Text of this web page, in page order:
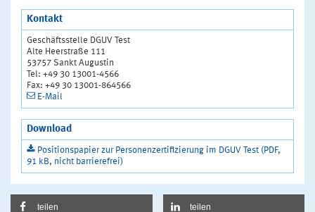
Kontakt
Geschäftsstelle DGUV Test
Alte Heerstraße 111
53757 Sankt Augustin
Tel: +49 30 13001-4566
Fax: +49 30 13001-864566
E-Mail
Download
Positionspapier zur Personenzertifizierung im DGUV Test (PDF,
91 kB, nicht barrierefrei)
teilen teilen